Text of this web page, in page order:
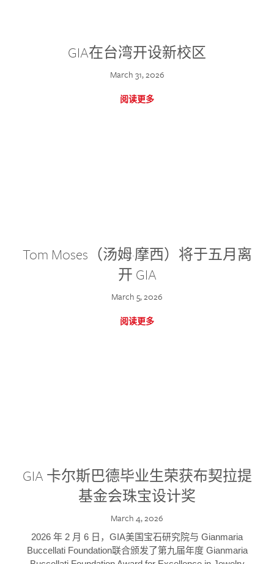
GIA在台湾开设新校区
March 31, 2026
阅读更多
Tom Moses（汤姆·摩西）将于五月离
开 GIA
March 5, 2026
阅读更多
GIA 卡尔斯巴德毕业生荣获布契拉提
基金会珠宝设计奖
March 4, 2026
2026 年 2 月 6 日，GIA美国宝石研究院与 Gianmaria
Buccellati Foundation联合颁发了第九届年度 Gianmaria